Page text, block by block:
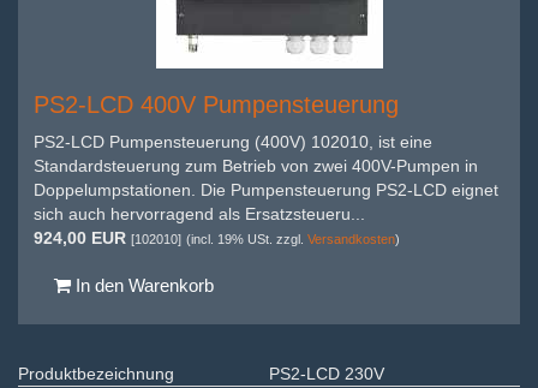
PS2-LCD 400V Pumpensteuerung
PS2-LCD Pumpensteuerung (400V) 102010, ist eine
Standardsteuerung zum Betrieb von zwei 400V-Pumpen in
Doppelumpstationen. Die Pumpensteuerung PS2-LCD eignet
sich auch hervorragend als Ersatzsteueru...
924,00 EUR [102010] (incl. 19% USt. zzgl. Versandkosten)
In den Warenkorb
Produktbezeichnung PS2-LCD 230V